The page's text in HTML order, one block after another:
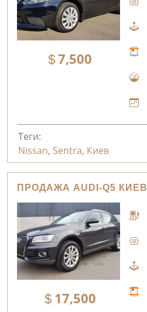
7,500
Теги:
Nissan, Sentra, Киев
ПРОДАЖА AUDI-Q5 КИЕВ
17,500